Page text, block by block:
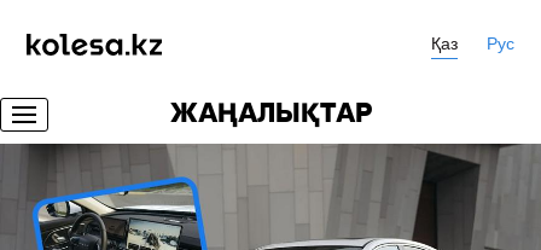
Қаз Рус
ЖАҢАЛЫҚТАР